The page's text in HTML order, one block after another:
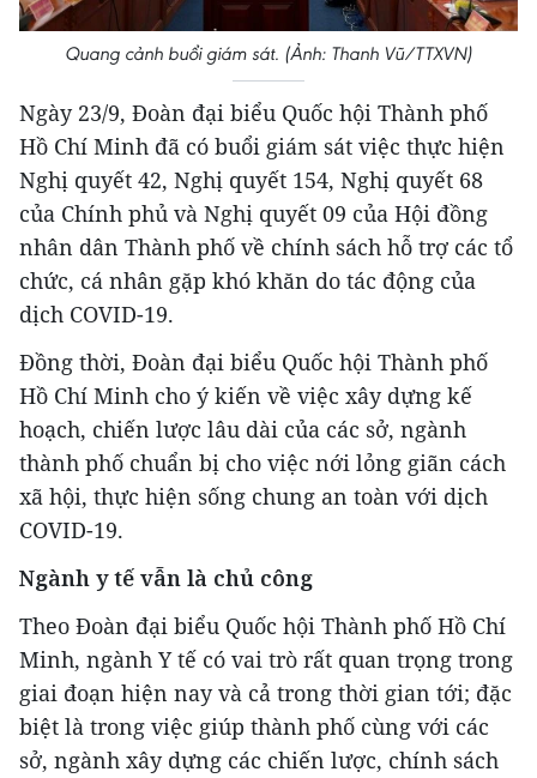
Quang cảnh buổi giám sát. (Ảnh: Thanh Vũ/TTXVN)
Ngày 23/9, Đoàn đại biểu Quốc hội Thành phố
Hồ Chí Minh đã có buổi giám sát việc thực hiện
Nghị quyết 42, Nghị quyết 154, Nghị quyết 68
của Chính phủ và Nghị quyết 09 của Hội đồng
nhân dân Thành phố về chính sách hỗ trợ các tổ
chức, cá nhân gặp khó khăn do tác động của
dịch COVID-19.
Đồng thời, Đoàn đại biểu Quốc hội Thành phố
Hồ Chí Minh cho ý kiến về việc xây dựng kế
hoạch, chiến lược lâu dài của các sở, ngành
thành phố chuẩn bị cho việc nới lỏng giãn cách
xã hội, thực hiện sống chung an toàn với dịch
COVID-19.
Ngành y tế vẫn là chủ công
Theo Đoàn đại biểu Quốc hội Thành phố Hồ Chí
Minh, ngành Y tế có vai trò rất quan trọng trong
giai đoạn hiện nay và cả trong thời gian tới; đặc
biệt là trong việc giúp thành phố cùng với các
sở, ngành xây dựng các chiến lược, chính sách